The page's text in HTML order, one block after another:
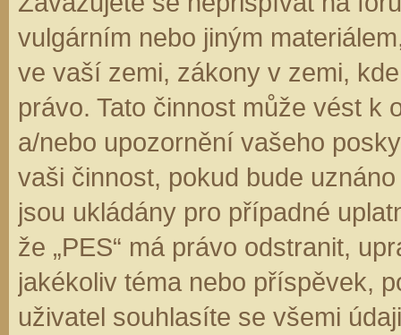
vulgárním nebo jiným
ve vaší zemi, zákony v zemi,
právo. Tato činnost může vést k
a/nebo upozornění vašeho
vaši činnost, pokud bude
jsou ukládány pro případné
že „PES“ má právo odstranit,
jakékoliv téma nebo příspěvek,
uživatel souhlasíte se všemi